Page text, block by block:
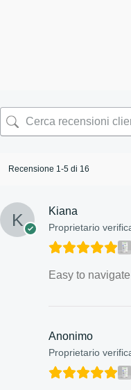
Recensione 1-5 di 16
Kiana
Proprietario
Easy to
Anonimo
Proprietario